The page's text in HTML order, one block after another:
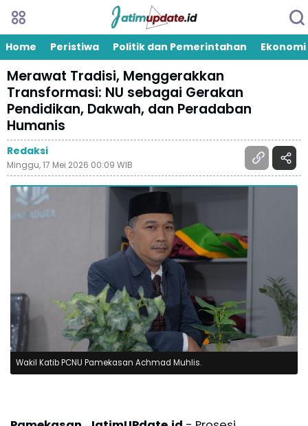
Home Peristiwa Politik dan Pemerintahan Ekonomi
Merawat Tradisi, Menggerakkan
Transformasi: NU sebagai Gerakan
Pendidikan, Dakwah, dan Peradaban
Humanis
Redaksi
Minggu, 17 Mei 2026 00:09 WIB
Wakil Katib PCNU Pamekasan Achmad Muhlis.